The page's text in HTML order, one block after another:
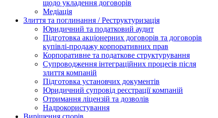
щодо укладення договорів
Медіація
Злиття та поглинання / Реструктуризація
Юридичний та податковий аудит
Підготовка акціонерних договорів та договорів
купівлі-продажу корпоративних прав
Корпоративне та податкове структурування
Супроводження інтеграційних процесів після
злиття компаній
Підготовка установчих документів
Юридичний супровід реєстрації компаній
Отримання ліцензій та дозволів
Надрокористування